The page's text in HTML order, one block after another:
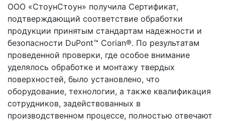
ООО «СтоунСтоун» получила Сертификат,
подтверждающий соответствие обработки
продукции принятым стандартам надежности и
безопасности DuPont™ Corian®. По результатам
проведенной проверки, где особое внимание
уделялось обработке и монтажу твердых
поверхностей, было установлено, что
оборудование, технологии, а также квалификация
сотрудников, задействованных в
производственном процессе, полностью отвечают